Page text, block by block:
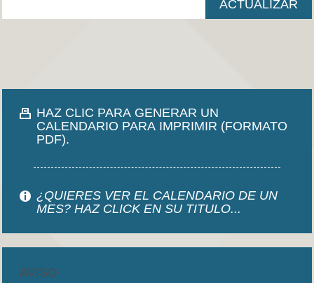
HAZ CLIC PARA GENERAR UN
CALENDARIO PARA IMPRIMIR (FORMATO
PDF).
¿QUIERES VER EL CALENDARIO DE UN
MES? HAZ CLICK EN SU TITULO...
AVISO